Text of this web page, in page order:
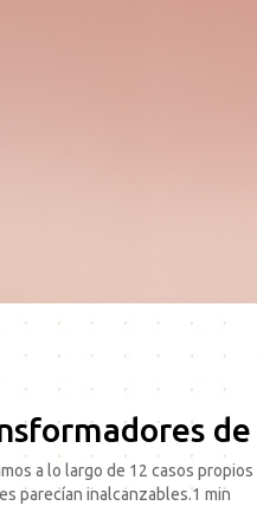
a lo largo de 12 casos
parecían inalcanzables.1 min